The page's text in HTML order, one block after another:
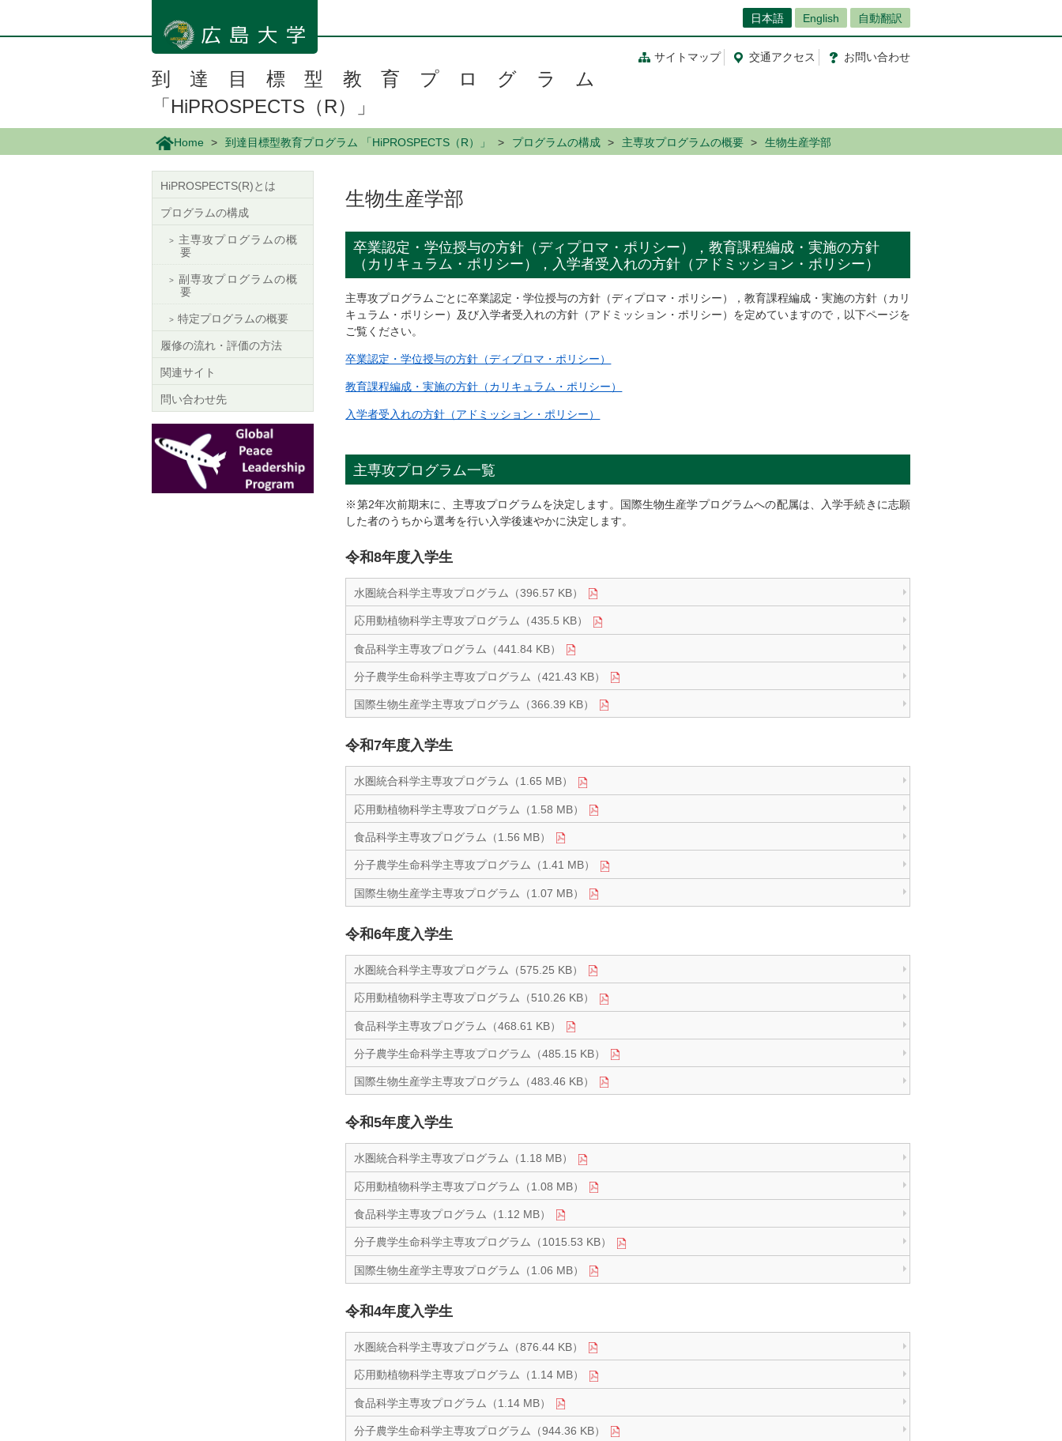
ン
移
日本語 English 自動翻訳
サイトマップ 交通アクセス お問い合わせ
到達目標型教育プログラム
「HiPROSPECTS（R）」
Home 到達目標型教育プログラム 「HiPROSPECTS（R）」 プログラムの構成 主専攻プログラムの概要 生物生産学部
生物生産学部
卒業認定・学位授与の方針（ディプロマ・ポリシー），教育課程編成・実施の方針
（カリキュラム・ポリシー），入学者受入れの方針（アドミッション・ポリシー）
主専攻プログラムごとに卒業認定・学位授与の方針（ディプロマ・ポリシー），教育課程編成・実施の方針（カリ
キュラム・ポリシー）及び入学者受入れの方針（アドミッション・ポリシー）を定めていますので，以下ページを
ご覧ください。
卒業認定・学位授与の方針（ディプロマ・ポリシー）
教育課程編成・実施の方針（カリキュラム・ポリシー）
入学者受入れの方針（アドミッション・ポリシー）
主専攻プログラム一覧
※第2年次前期末に、主専攻プログラムを決定します。国際生物生産学プログラムへの配属は、入学手続きに志願
した者のうちから選考を行い入学後速やかに決定します。
令和8年度入学生
水圏統合科学主専攻プログラム（396.57 KB）
応用動植物科学主専攻プログラム（435.5 KB）
食品科学主専攻プログラム（441.84 KB）
分子農学生命科学主専攻プログラム（421.43 KB）
国際生物生産学主専攻プログラム（366.39 KB）
令和7年度入学生
水圏統合科学主専攻プログラム（1.65 MB）
応用動植物科学主専攻プログラム（1.58 MB）
食品科学主専攻プログラム（1.56 MB）
分子農学生命科学主専攻プログラム（1.41 MB）
国際生物生産学主専攻プログラム（1.07 MB）
令和6年度入学生
水圏統合科学主専攻プログラム（575.25 KB）
応用動植物科学主専攻プログラム（510.26 KB）
食品科学主専攻プログラム（468.61 KB）
分子農学生命科学主専攻プログラム（485.15 KB）
国際生物生産学主専攻プログラム（483.46 KB）
令和5年度入学生
水圏統合科学主専攻プログラム（1.18 MB）
応用動植物科学主専攻プログラム（1.08 MB）
食品科学主専攻プログラム（1.12 MB）
分子農学生命科学主専攻プログラム（1015.53 KB）
国際生物生産学主専攻プログラム（1.06 MB）
令和4年度入学生
水圏統合科学主専攻プログラム（876.44 KB）
応用動植物科学主専攻プログラム（1.14 MB）
食品科学主専攻プログラム（1.14 MB）
分子農学生命科学主専攻プログラム（944.36 KB）
HiPROSPECTS(R)とは
プログラムの構成
主専攻プログラムの概
要
副専攻プログラムの概
要
特定プログラムの概要
履修の流れ・評価の方法
関連サイト
問い合わせ先